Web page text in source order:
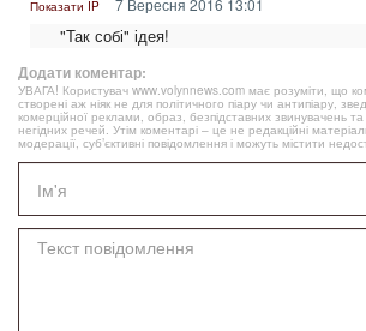
Показати IP 7 Вересня 2016 13:01
"Так собі" ідея!
Додати коментар:
УВАГА! Користувач www.volynnews.com має розуміти, що
створені аж ніяк не для політичного піару чи антипіару,
комерційної реклами, образ, безпідставних звинувачень та
негідних речей. Утім коментарі – це не редакційні
модерації, суб’єктивні повідомлення і можуть містити